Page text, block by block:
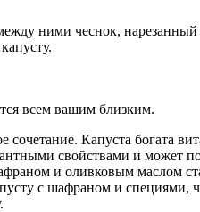
ними чеснок,
всем вашим близким.
Капуста богата
свойствами и может
и оливковым маслом
с шафраном и